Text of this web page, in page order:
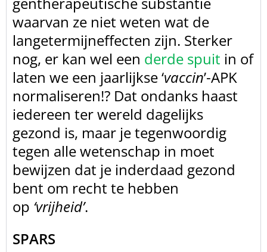
waarvan ze niet weten wat de
langetermijneffecten zijn. Sterker
nog, er kan wel een derde spuit in of
laten we een jaarlijkse ‘vaccin’-APK
normaliseren!? Dat ondanks haast
iedereen ter wereld dagelijks
gezond is, maar je tegenwoordig
tegen alle wetenschap in moet
bewijzen dat je inderdaad gezond
bent om recht te hebben
op ‘vrijheid’.
SPARS